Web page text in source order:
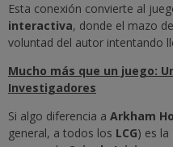
Esta conexión convierte al
interactiva, donde el mazo
voluntad del autor intentando
Mucho más que un juego:
Investigadores
Si algo diferencia a Arkham
general, a todos los LCG) es la